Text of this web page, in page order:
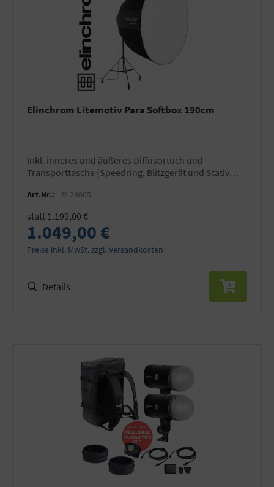
Elinchrom Litemotiv Para Softbox 190cm
inkl. inneres und äußeres Diffusortuch und
Transporttasche (Speedring, Blitzgerät und Stativ
Art.Nr.: EL28005
statt 1.199,00 €
1.049,00 €
Preise inkl. MwSt. zzgl. Versandkosten
Details